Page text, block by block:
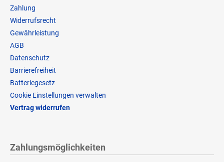
Zahlung
Widerrufsrecht
Gewährleistung
AGB
Datenschutz
Barrierefreiheit
Batteriegesetz
Cookie Einstellungen verwalten
Vertrag widerrufen
Zahlungsmöglichkeiten